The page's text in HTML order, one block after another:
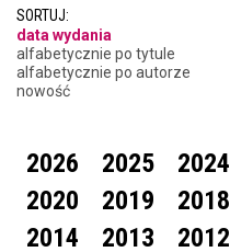
SORTUJ:
data wydania
alfabetycznie po tytule
alfabetycznie po autorze
nowość
2026 2025 2024
2020
2019 2018
2014
2013 2012